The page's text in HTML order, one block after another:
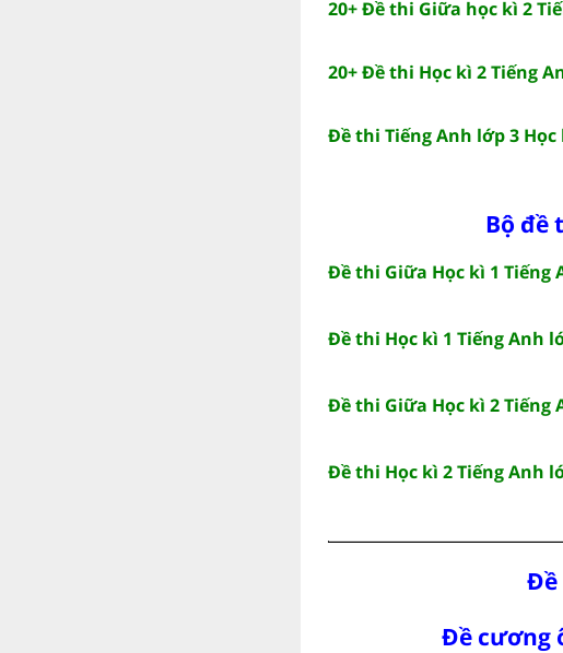
20+ Đề thi Giữa học kì 2
20+ Đề thi Học kì 2 Tiếng
Đề thi Tiếng Anh lớp 3 Học
Bộ đề
Đề thi Giữa Học kì 1 Tiếng
Đề thi Học kì 1 Tiếng Anh
Đề thi Giữa Học kì 2 Tiếng
Đề thi Học kì 2 Tiếng Anh
Đề
Đề cương